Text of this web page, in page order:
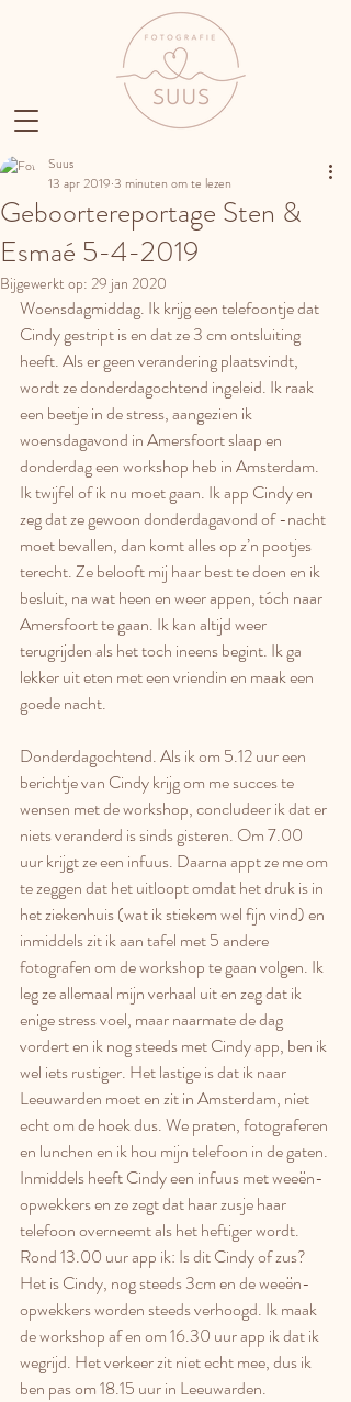
Geboortereportage Sten &
Esmaé 5-4-2019
Suus
13 apr 2019 3 minuten om te lezen
Bijgewerkt op: 29 jan 2020
Woensdagmiddag. Ik krijg een telefoontje dat
Cindy gestript is en dat ze 3 cm ontsluiting
heeft. Als er geen verandering plaatsvindt,
wordt ze donderdagochtend ingeleid. Ik raak
een beetje in de stress, aangezien ik
woensdagavond in Amersfoort slaap en
donderdag een workshop heb in Amsterdam.
Ik twijfel of ik nu moet gaan. Ik app Cindy en
zeg dat ze gewoon donderdagavond of -nacht
moet bevallen, dan komt alles op z’n pootjes
terecht. Ze belooft mij haar best te doen en ik
besluit, na wat heen en weer appen, tóch naar
Amersfoort te gaan. Ik kan altijd weer
terugrijden als het toch ineens begint. Ik ga
lekker uit eten met een vriendin en maak een
goede nacht.
Donderdagochtend. Als ik om 5.12 uur een
berichtje van Cindy krijg om me succes te
wensen met de workshop, concludeer ik dat er
niets veranderd is sinds gisteren. Om 7.00
uur krijgt ze een infuus. Daarna appt ze me om
te zeggen dat het uitloopt omdat het druk is in
het ziekenhuis (wat ik stiekem wel fijn vind) en
inmiddels zit ik aan tafel met 5 andere
fotografen om de workshop te gaan volgen. Ik
leg ze allemaal mijn verhaal uit en zeg dat ik
enige stress voel, maar naarmate de dag
vordert en ik nog steeds met Cindy app, ben ik
wel iets rustiger. Het lastige is dat ik naar
Leeuwarden moet en zit in Amsterdam, niet
echt om de hoek dus. We praten, fotograferen
en lunchen en ik hou mijn telefoon in de gaten.
Inmiddels heeft Cindy een infuus met weeën-
opwekkers en ze zegt dat haar zusje haar
telefoon overneemt als het heftiger wordt.
Rond 13.00 uur app ik: Is dit Cindy of zus?
Het is Cindy, nog steeds 3cm en de weeën-
opwekkers worden steeds verhoogd. Ik maak
de workshop af en om 16.30 uur app ik dat ik
wegrijd. Het verkeer zit niet echt mee, dus ik
ben pas om 18.15 uur in Leeuwarden.